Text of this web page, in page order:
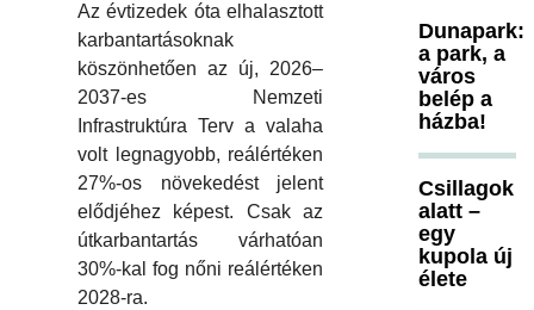
Az évtizedek óta elhalasztott
karbantartásoknak
köszönhetően az új, 2026–
2037-es Nemzeti
Infrastruktúra Terv a valaha
volt legnagyobb, reálértéken
27%-os növekedést jelent
elődjéhez képest. Csak az
útkarbantartás várhatóan
30%-kal fog nőni reálértéken
2028-ra.
Dunapark:
a park, a
város
belép a
házba!
Csillagok
alatt –
egy
kupola új
élete